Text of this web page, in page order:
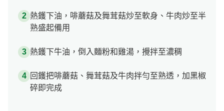
熱鑊下油，啡蘑菇及舞茸菇炒至軟身、牛肉炒至半
熟盛起備用
熱鑊下牛油，倒入麵粉和雞湯，攪拌至濃稠
回鑊把啡蘑菇、舞茸菇及牛肉拌勻至熟透，加黑椒
碎即完成